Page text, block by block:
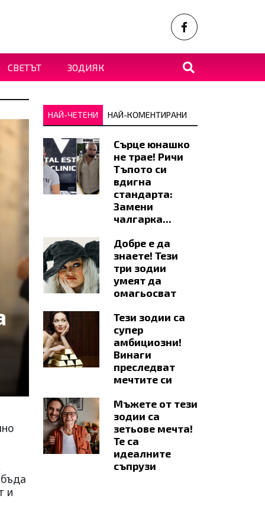
СВЕТЪТ ЗОДИЯК
и
НАЙ-ЧЕТЕНИ НАЙ-КОМЕНТИРАНИ
Сърце юнашко
не трае! Ричи
Тъпото си
вдигна
стандарта:
Замени
чалгарка...
Добре е да
знаете! Тези
три зодии
умеят да
омагьосват
Тези зодии са
супер
амбициозни!
Винаги
преследват
мечтите си
Мъжете от тези
зодии са
зетьове мечта!
Те са
идеалните
съпрузи